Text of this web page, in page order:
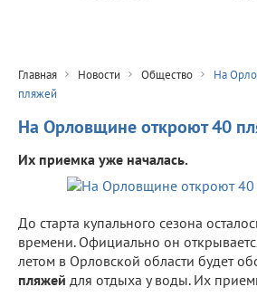
Главная Новости Общество
На
пляжей
На Орловщине откроют 40
Их приемка уже началась.
До старта купального сезона
времени. Официально он
летом в Орловской области будет
пляжей для отдыха у воды. Их